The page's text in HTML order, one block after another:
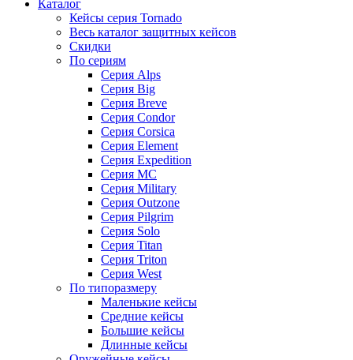
Каталог
Кейсы серия Tornado
Весь каталог защитных кейсов
Скидки
По сериям
Серия Alps
Серия Big
Серия Breve
Серия Condor
Серия Corsica
Серия Element
Серия Expedition
Серия MC
Серия Military
Серия Outzone
Серия Pilgrim
Серия Solo
Серия Titan
Серия Triton
Серия West
По типоразмеру
Маленькие кейсы
Средние кейсы
Большие кейсы
Длинные кейсы